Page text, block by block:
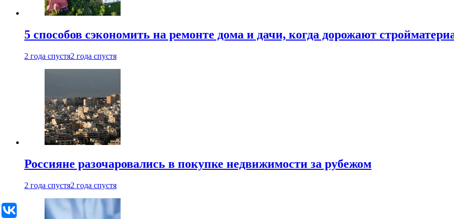
5 способов сэкономить на ремонте дома и дачи, когда дорожают
2 года спустя2 года спустя
Россияне разочаровались в покупке недвижимости за рубежом
2 года спустя2 года спустя